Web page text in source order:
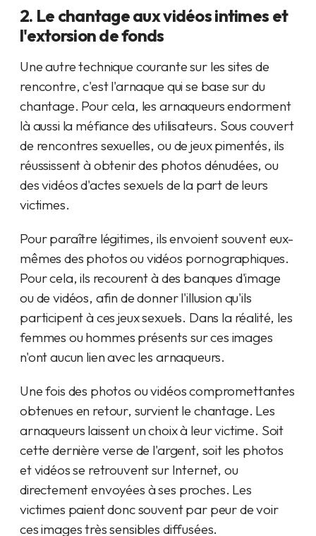
2. Le chantage aux vidéos intimes et
l'extorsion de fonds
Une autre technique courante sur les sites de
rencontre, c'est l'arnaque qui se base sur du
chantage. Pour cela, les arnaqueurs endorment
là aussi la méfiance des utilisateurs. Sous couvert
de rencontres sexuelles, ou de jeux pimentés, ils
réussissent à obtenir des photos dénudées, ou
des vidéos d'actes sexuels de la part de leurs
victimes.
Pour paraître légitimes, ils envoient souvent eux-
mêmes des photos ou vidéos pornographiques.
Pour cela, ils recourent à des banques d'image
ou de vidéos, afin de donner l'illusion qu'ils
participent à ces jeux sexuels. Dans la réalité, les
femmes ou hommes présents sur ces images
n'ont aucun lien avec les arnaqueurs.
Une fois des photos ou vidéos compromettantes
obtenues en retour, survient le chantage. Les
arnaqueurs laissent un choix à leur victime. Soit
cette dernière verse de l'argent, soit les photos
et vidéos se retrouvent sur Internet, ou
directement envoyées à ses proches. Les
victimes paient donc souvent par peur de voir
ces images très sensibles diffusées.